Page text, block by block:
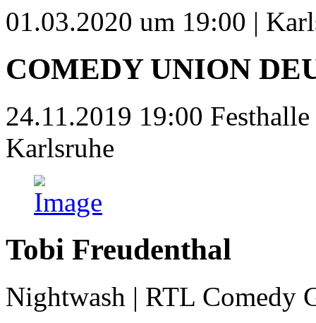
01.03.2020 um 19:00 |
COMEDY UNION
24.11.2019 19:00
Karlsruhe
Tobi Freudenthal
Nightwash | RTL Comedy